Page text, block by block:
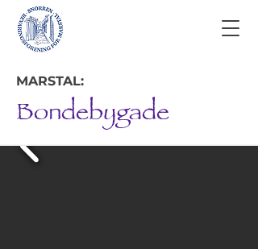
MARSTAL:
Bondebygade